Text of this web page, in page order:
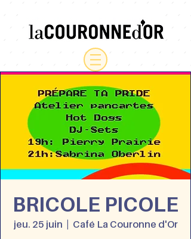
BRICOLE PICOLE
jeu. 25 juin Café La Couronne d'Or